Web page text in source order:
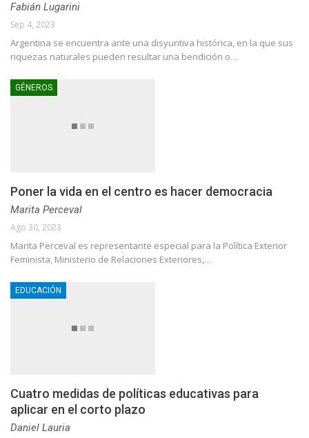
Fabián Lugarini
Sep 4, 2023
Argentina se encuentra ante una disyuntiva histórica, en la que sus
riquezas naturales pueden resultar una bendición o…
GÉNEROS
Poner la vida en el centro es hacer democracia
Marita Perceval
Ago 30, 2023
Marita Perceval es representante especial para la Política Exterior
Feminista, Ministerio de Relaciones Exteriores,…
EDUCACIÓN
Cuatro medidas de políticas educativas para
aplicar en el corto plazo
Daniel Lauria